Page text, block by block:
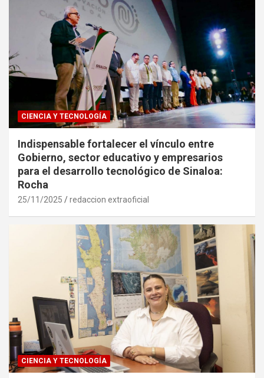
CIENCIA Y TECNOLOGÍA
Indispensable fortalecer el vínculo entre
Gobierno, sector educativo y empresarios
para el desarrollo tecnológico de Sinaloa:
Rocha
25/11/2025 redaccion extraoficial
CIENCIA Y TECNOLOGÍA